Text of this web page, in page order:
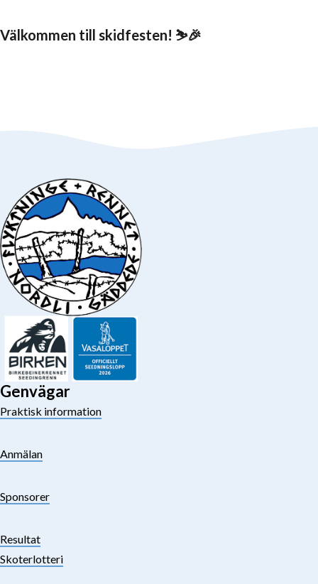
Välkommen till skidfesten! ⛷️🎉
Genvägar
Praktisk information
Anmälan
Sponsorer
Resultat
Skoterlotteri